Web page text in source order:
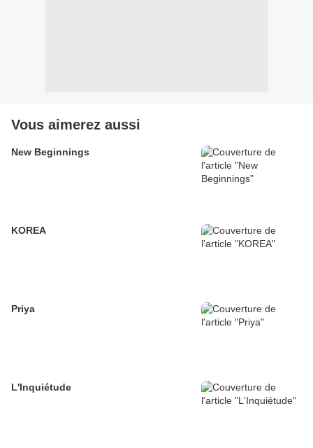
Vous aimerez aussi
New Beginnings
KOREA
Priya
L'Inquiétude